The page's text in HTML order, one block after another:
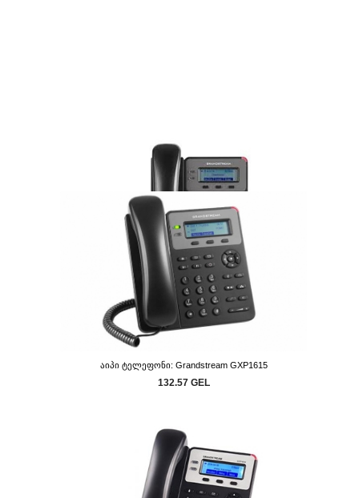
124.20 GEL
Აიპი Ტელეფონი: Grandstream GXP1615
132.57 GEL